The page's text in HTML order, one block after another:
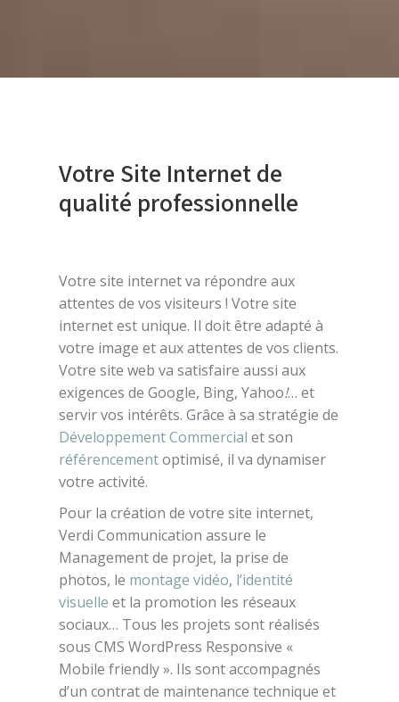
Votre Site Internet de
qualité professionnelle
Votre site internet va répondre aux
attentes de vos visiteurs ! Votre site
internet est unique. Il doit être adapté à
votre image et aux attentes de vos clients.
Votre site web va satisfaire aussi aux
exigences de Google, Bing, Yahoo!… et
servir vos intérêts. Grâce à sa stratégie de
Développement Commercial et son
référencementoptimisé, il va dynamiser
votre activité.
Pour la création de votre site internet,
Verdi Communication assure le
Management de projet, la prise de
photos, le montage vidéo, l’identité
visuelle et la promotion les réseaux
sociaux… Tous les projets sont réalisés
sous CMS WordPress Responsive «
Mobile friendly ». Ils sont accompagnés
d’un contrat de maintenance technique et